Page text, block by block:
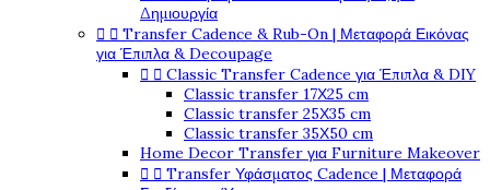
Δημιουργία
  Transfer Cadence & Rub-On | Μεταφορά Εικόνας
για Έπιπλα & Decoupage
  Classic Transfer Cadence για Έπιπλα & DIY
Classic transfer 17Χ25 cm
Classic transfer 25Χ35 cm
Classic transfer 35Χ50 cm
Home Decor Transfer για Furniture Makeover
  Transfer Υφάσματος Cadence | Μεταφορά